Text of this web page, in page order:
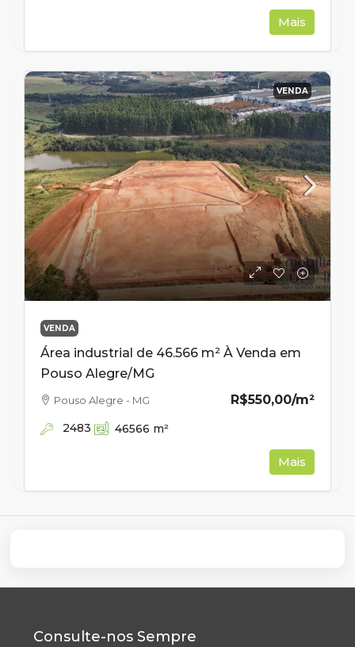
Mais
VENDA
VENDA
Área industrial de 46.566 m² À Venda em
Pouso Alegre/MG
R$550,00/m²
Pouso Alegre - MG
2483 46566 m²
Mais
Consulte-nos Sempre